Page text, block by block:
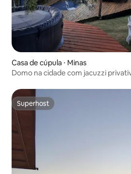
Casa de cúpula ⋅ Minas
Domo na cidade com jacuzzi
Superhost
Superhost